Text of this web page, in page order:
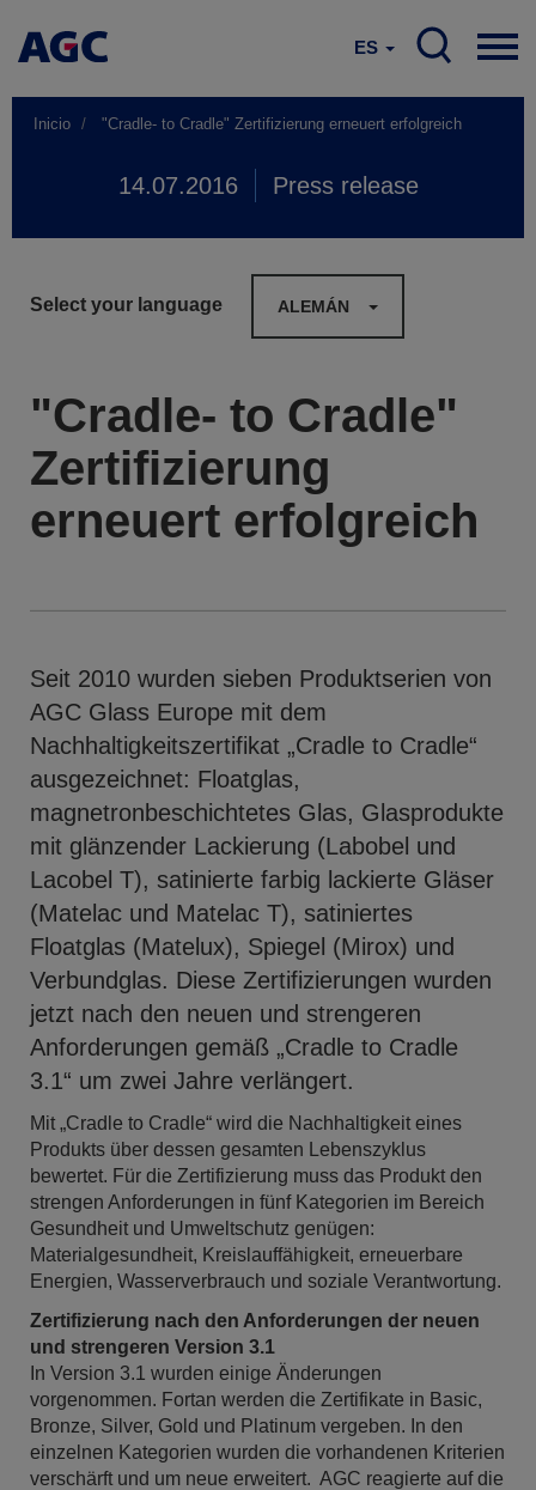
ES
Inicio "Cradle- to Cradle" Zertifizierung erneuert erfolgreich
14.07.2016 Press release
Select your language ALEMÁN
"Cradle- to Cradle"
Zertifizierung
erneuert erfolgreich
Seit 2010 wurden sieben Produktserien von
AGC Glass Europe mit dem
Nachhaltigkeitszertifikat „Cradle to Cradle“
ausgezeichnet: Floatglas,
magnetronbeschichtetes Glas, Glasprodukte
mit glänzender Lackierung (Labobel und
Lacobel T), satinierte farbig lackierte Gläser
(Matelac und Matelac T), satiniertes
Floatglas (Matelux), Spiegel (Mirox) und
Verbundglas. Diese Zertifizierungen wurden
jetzt nach den neuen und strengeren
Anforderungen gemäß „Cradle to Cradle
3.1“ um zwei Jahre verlängert.
Mit „Cradle to Cradle“ wird die Nachhaltigkeit eines
Produkts über dessen gesamten Lebenszyklus
bewertet. Für die Zertifizierung muss das Produkt den
strengen Anforderungen in fünf Kategorien im Bereich
Gesundheit und Umweltschutz genügen:
Materialgesundheit, Kreislauffähigkeit, erneuerbare
Energien, Wasserverbrauch und soziale Verantwortung.
Zertifizierung nach den Anforderungen der neuen
und strengeren Version 3.1
In Version 3.1 wurden einige Änderungen
vorgenommen. Fortan werden die Zertifikate in Basic,
Bronze, Silver, Gold und Platinum vergeben. In den
einzelnen Kategorien wurden die vorhandenen Kriterien
verschärft und um neue erweitert. AGC reagierte auf die